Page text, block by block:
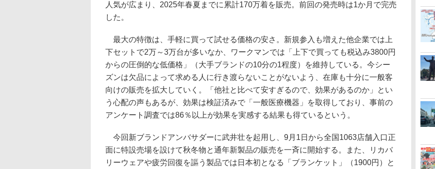
人気が広まり、2025年春夏までに累計170万着を販売。前回の発売時は1か月で完売
した。
最大の特徴は、手軽に買って試せる価格の安さ。新規参入も増えた他企業では上
下セットで2万～3万台が多いなか、ワークマンでは「上下で買っても税込み3800円
からの圧倒的な低価格」（大手ブランドの10分の1程度）を維持している。今シー
ズンは欠品によって求める人に行き渡らないことがないよう、在庫も十分に一般客
向けの販売を拡大していく。「他社と比べて安すぎるので、効果があるのか」とい
う心配の声もあるが、効果は検証済みで「一般医療機器」を取得しており、事前の
アンケート調査では86％以上が効果を実感する結果も得ているという。
今回新ブランドアンバサダーに武井壮を起用し、9月1日から全国1063店舗入口正
面に特設売場を設けて秋冬物と通年新製品の販売を一斉に開始する。また、リカバ
リーウェアや疲労回復を謳う製品では日本初となる「ブランケット」（1900円）と